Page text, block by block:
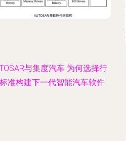
与集度汽车 为何选择行
准构建下一代智能汽车软件